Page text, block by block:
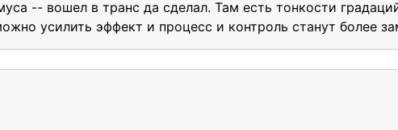
-- вошел в транс да сделал. Там есть тонкости
усилить эффект и процесс и контроль станут более